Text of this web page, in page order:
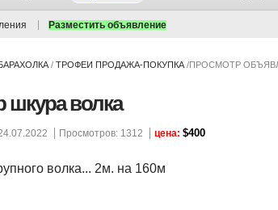
Разместить объявление
/ ТРОФЕИ ПРОДАЖА-ПОКУПКА /ПРОСМОТР
шкура волка
Просмотров: 1312 цена: $400
волка... 2м. на 160м